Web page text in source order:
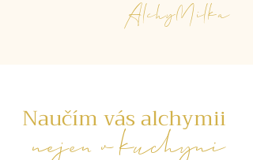
AlchyMilka
Naučím vás alchymii
nejen v kuchyni